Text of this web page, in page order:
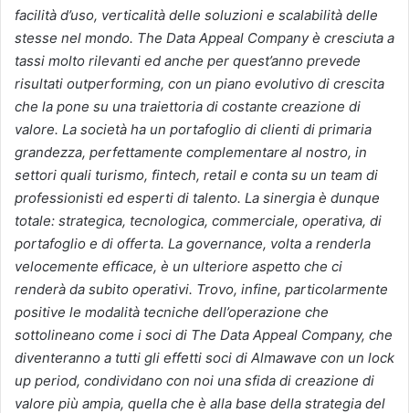
facilità d’uso, verticalità delle soluzioni e scalabilità delle
stesse nel mondo. The Data Appeal Company è cresciuta a
tassi molto rilevanti ed anche per quest’anno prevede
risultati outperforming, con un piano evolutivo di crescita
che la pone su una traiettoria di costante creazione di
valore. La società ha un portafoglio di clienti di primaria
grandezza, perfettamente complementare al nostro, in
settori quali turismo, fintech, retail e conta su un team di
professionisti ed esperti di talento. La sinergia è dunque
totale: strategica, tecnologica, commerciale, operativa, di
portafoglio e di offerta. La governance, volta a renderla
velocemente efficace, è un ulteriore aspetto che ci
renderà da subito operativi. Trovo, infine, particolarmente
positive le modalità tecniche dell’operazione che
sottolineano come i soci di The Data Appeal Company, che
diventeranno a tutti gli effetti soci di Almawave con un lock
up period, condividano con noi una sfida di creazione di
valore più ampia, quella che è alla base della strategia del